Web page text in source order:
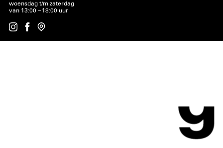
woensdag t/m zaterdag
van 13:00 – 18:00 uur